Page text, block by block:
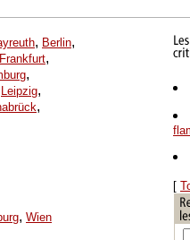
, Berlin,
Frankfurt,
,
Leipzig,
,
, Wien
[